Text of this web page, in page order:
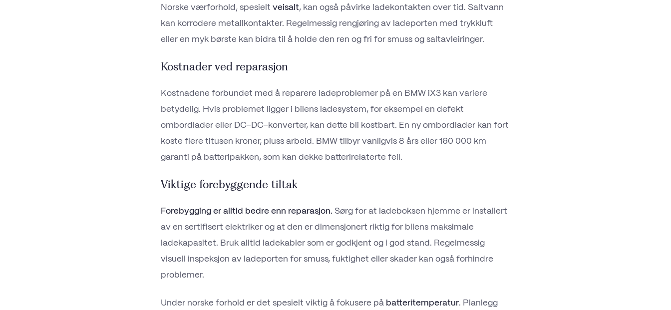
Norske værforhold, spesielt veisalt, kan også påvirke ladekontakten over tid. Saltvann
kan korrodere metallkontakter. Regelmessig rengjøring av ladeporten med trykkluft
eller en myk børste kan bidra til å holde den ren og fri for smuss og saltavleiringer.
Kostnader ved reparasjon
Kostnadene forbundet med å reparere ladeproblemer på en BMW iX3 kan variere
betydelig. Hvis problemet ligger i bilens ladesystem, for eksempel en defekt
ombordlader eller DC-DC-konverter, kan dette bli kostbart. En ny ombordlader kan fort
koste flere titusen kroner, pluss arbeid. BMW tilbyr vanligvis 8 års eller 160 000 km
garanti på batteripakken, som kan dekke batterirelaterte feil.
Viktige forebyggende tiltak
Forebygging er alltid bedre enn reparasjon. Sørg for at ladeboksen hjemme er installert
av en sertifisert elektriker og at den er dimensjonert riktig for bilens maksimale
ladekapasitet. Bruk alltid ladekabler som er godkjent og i god stand. Regelmessig
visuell inspeksjon av ladeporten for smuss, fuktighet eller skader kan også forhindre
problemer.
Under norske forhold er det spesielt viktig å fokusere på batteritemperatur. Planlegg